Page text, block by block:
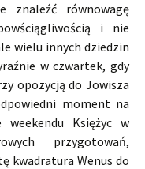
znaleźć równowagę
i nie
wielu innych dziedzin
w czwartek, gdy
opozycją do Jowisza
moment na
weekendu Księżyc w
przygotowań,
kwadratura Wenus do